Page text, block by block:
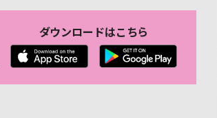
ダウンロードはこちら